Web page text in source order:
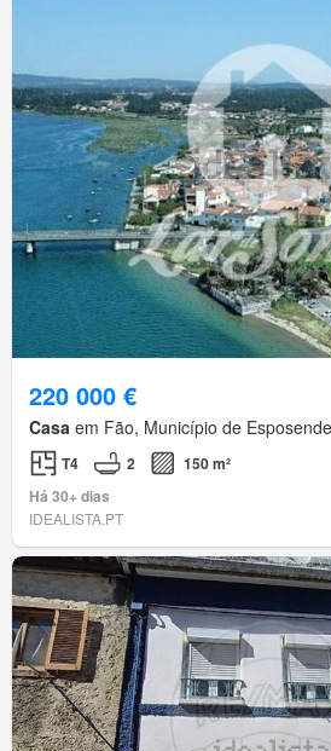
220 000 €
Casa em Fão, Município de
T4 2
150 m²
Há 30+ dias
IDEALISTA.PT